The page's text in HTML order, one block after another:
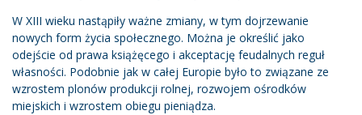
W XIII wieku nastąpiły ważne zmiany, w tym dojrzewanie
nowych form życia społecznego. Można je określić jako
odejście od prawa książęcego i akceptację feudalnych reguł
własności. Podobnie jak w całej Europie było to związane ze
wzrostem plonów produkcji rolnej, rozwojem ośrodków
miejskich i wzrostem obiegu pieniądza.